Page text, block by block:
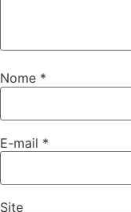
Nome *
E-mail *
Site